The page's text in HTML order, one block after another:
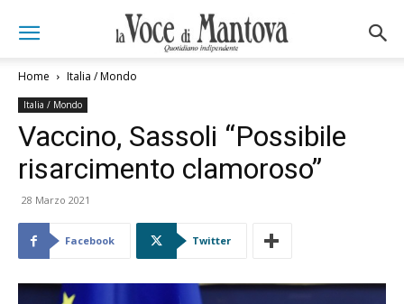
Home Italia / Mondo
Italia / Mondo
Vaccino, Sassoli “Possibile
risarcimento clamoroso”
28 Marzo 2021
Facebook Twitter